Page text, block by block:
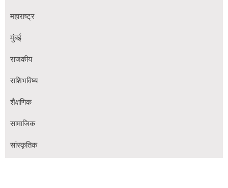
महाराष्ट्र
मुंबई
राजकीय
राशिभविष्य
शैक्षणिक
सामाजिक
सांस्कृतिक